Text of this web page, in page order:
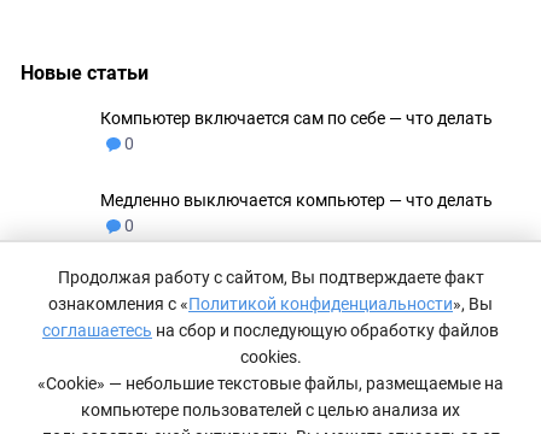
Новые статьи
Компьютер включается сам по себе — что делать
0
Медленно выключается компьютер — что делать
0
Не удаляются файлы с флешки 0
Как сделать невидимую папку в Windows 11
Компьютер не видит принтер — что делать
Продолжая работу с сайтом, Вы подтверждаете факт
ознакомления с «Политикой конфиденциальности», Вы
соглашаетесь на сбор и последующую обработку файлов
cookies.
«Cookie» — небольшие текстовые файлы, размещаемые на
компьютере пользователей с целью анализа их